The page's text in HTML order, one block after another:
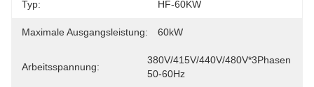
Typ: HF-60KW
Maximale Ausgangsleistung: 60kW
Arbeitsspannung:
380V/415V/440V/480V*3Phasen
50-60Hz